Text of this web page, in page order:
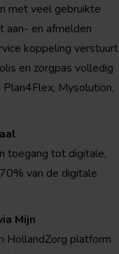
met veel gebruikte
aan- en afmelden
koppeling verstuurt
en zorgpas volledig
Mysolution,
toegang tot digitale,
van de digitale
Mijn
HollandZorg platform